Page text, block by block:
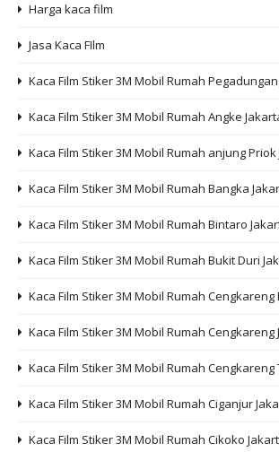
Harga kaca film
Jasa Kaca FIlm
Kaca Film Stiker 3M Mobil Rumah
Kaca Film Stiker 3M Mobil Rumah Angke
Kaca Film Stiker 3M Mobil Rumah anjung
Kaca Film Stiker 3M Mobil Rumah Bangka
Kaca Film Stiker 3M Mobil Rumah Bintaro
Kaca Film Stiker 3M Mobil Rumah Bukit Duri
Kaca Film Stiker 3M Mobil Rumah
Kaca Film Stiker 3M Mobil Rumah Cengkareng
Kaca Film Stiker 3M Mobil Rumah
Kaca Film Stiker 3M Mobil Rumah Ciganjur
Kaca Film Stiker 3M Mobil Rumah Cikoko